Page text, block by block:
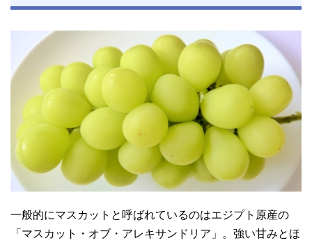
一般的にマスカットと呼ばれているのはエジプト原産の
「マスカット・オブ・アレキサンドリア」。強い甘みとほ